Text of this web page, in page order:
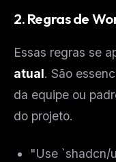
2. Regras de
Essas regras se
atual. São
da equipe ou
do projeto.
"Use `shadcn/